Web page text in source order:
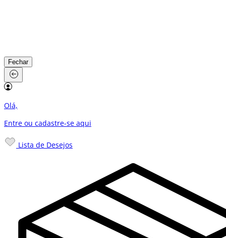
Fechar
Olá,
Entre ou cadastre-se aqui
Lista de Desejos